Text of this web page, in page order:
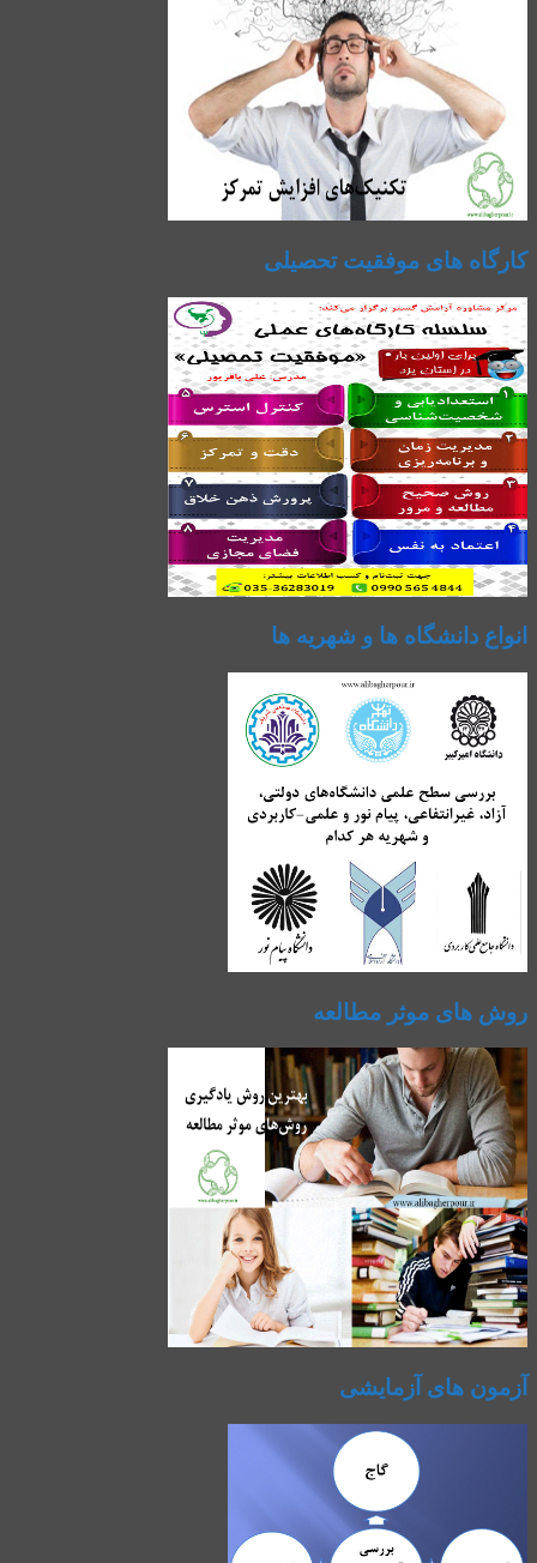
کارگاه های موفقیت تحصیلی
انواع دانشگاه ها و شهریه ها
روش های موثر مطالعه
آزمون های آزمایشی